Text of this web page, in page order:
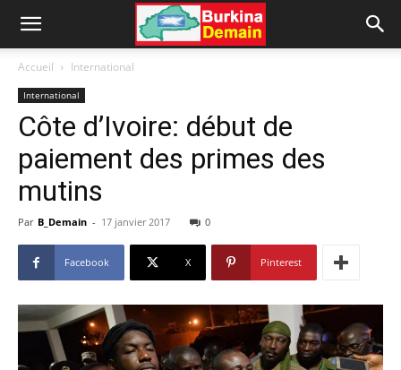
Accueil International
International
Côte d’Ivoire: début de
paiement des primes des
mutins
Par B_Demain - 17 janvier 2017 0
Facebook X Pinterest